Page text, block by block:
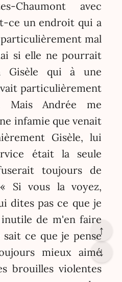
Chaumont avec
ce un endroit qui a
mal
si elle ne pourrait
Gisèle qui à une
particulièrement
Mais Andrée me
infamie que venait
Gisèle, lui
était la seule
toujours de
Si vous la voyez,
dites pas ce que je
de m'en faire
sait ce que je pense
mieux aimé
brouilles violentes
↑
↓